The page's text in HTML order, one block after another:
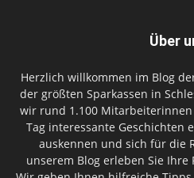
Über
Herzlich willkommen im Blog
der größten Sparkassen in
wir rund 1.100
Tag interessante Geschichten
auskennen und sich für die
unserem Blog erleben Sie Ihre